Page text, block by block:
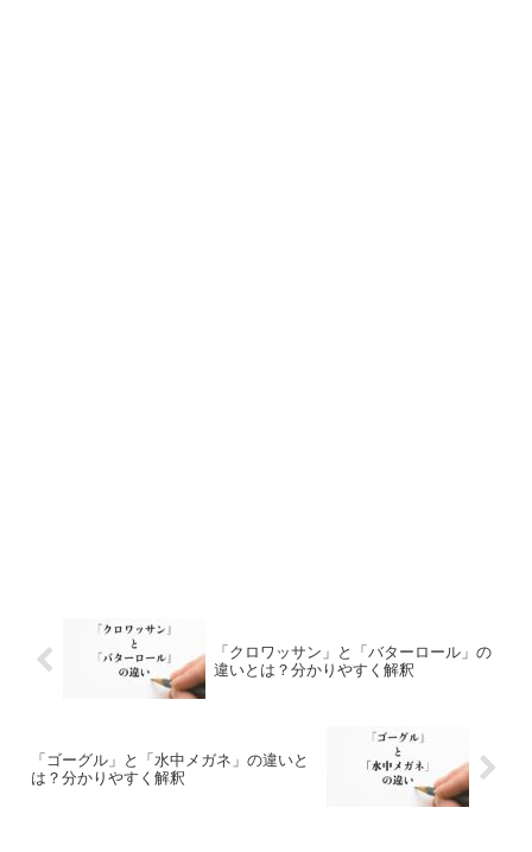
「クロワッサン」と「バターロール」の
違いとは？分かりやすく解釈
「ゴーグル」と「水中メガネ」の違いと
は？分かりやすく解釈